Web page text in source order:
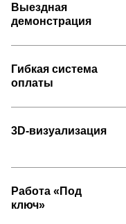
Выездная
демонстрация
Гибкая система
оплаты
3D-визуализация
Работа «Под
ключ»